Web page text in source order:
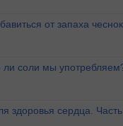
от запаха
ли соли мы
здоровья сердца.